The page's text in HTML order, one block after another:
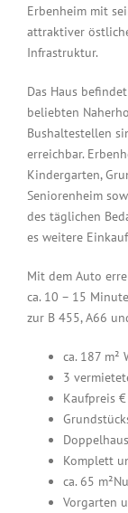
Erbenheim mit
attraktiver
Infrastruktur.
Das Haus
beliebten
Bushaltestellen
erreichbar.
Kindergarten,
Seniorenheim
des täglichen
es weitere
Mit dem Auto
ca. 10 – 15
zur B 455, A66
ca. 187 m²
3
Kaufpreis
Komplett
ca. 65
Vorgarten